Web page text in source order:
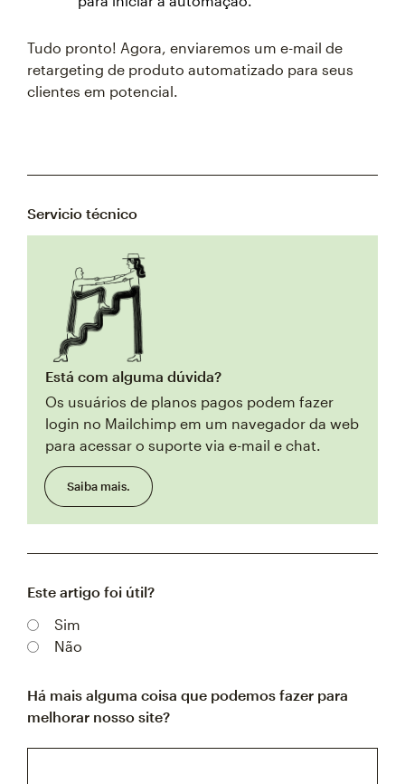
Tudo pronto! Agora, enviaremos um e-mail de
retargeting de produto automatizado para seus
clientes em potencial.
Servicio técnico
Está com alguma dúvida?
Os usuários de planos pagos podem fazer
login no Mailchimp em um navegador da web
para acessar o suporte via e-mail e chat.
Saiba mais.
Este artigo foi útil?
Sim
Não
Há mais alguma coisa que podemos fazer para
melhorar nosso site?